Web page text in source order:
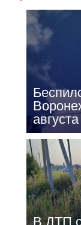
августа
В ДТП с